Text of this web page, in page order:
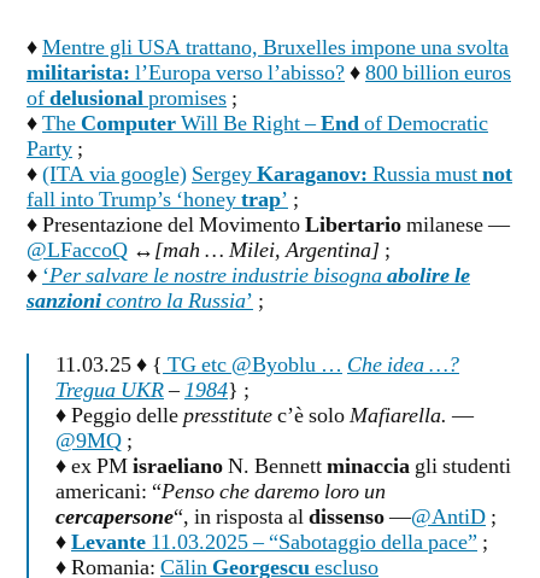
♦Mentre gli USA trattano, Bruxelles impone una svolta
militarista: l’Europa verso l’abisso?♦800 billion euros
ofdelusionalpromises ;
♦TheComputerWill Be Right –Endof Democratic
Party ;
♦(ITA via google) SergeyKaraganov: Russia mustnot
fall into Trump’s ‘honeytrap’ ;
♦ Presentazione del MovimentoLibertariomilanese —
@LFaccoQ ↔[mah … Milei, Argentina] ;
♦ ‘Per salvare le nostre industrie bisognaabolire le
sanzionicontro la Russia’ ;
11.03.25 ♦ { TG etc @Byoblu … Che idea …?
Tregua UKR–1984} ;
♦ Peggio dellepresstitutec’è soloMafiarella. —
@9MQ ;
♦ ex PMisraelianoN. Bennettminaccia gli studenti
americani: “Penso che daremo loro un
cercapersone“, in risposta aldissenso—@AntiD ;
♦Levante 11.03.2025 – “Sabotaggio della pace” ;
♦ Romania: Călin Georgescuescluso